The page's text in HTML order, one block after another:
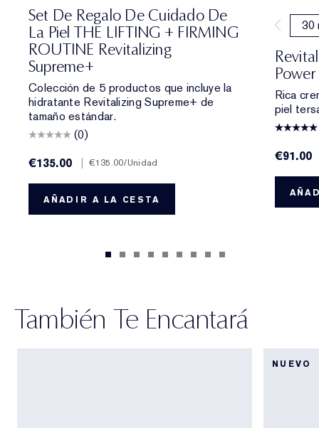
Set De Regalo De Cuidado De
La Piel THE LIFTING + FIRMING
ROUTINE Revitalizing
Supreme+
Colección de 5 productos que incluye la
hidratante Revitalizing Supreme+ de
tamaño estándar.
(0)
€135.00
| €135.00/Unidad
AÑADIR A LA CESTA
30
Rica
piel
€91.00
También Te Encantará
NUEVO